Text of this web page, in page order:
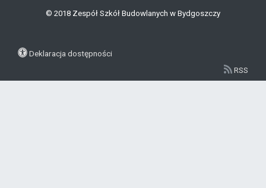
© 2018 Zespół Szkół Budowlanych w Bydgoszczy
Deklaracja dostępności
RSS